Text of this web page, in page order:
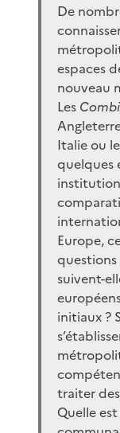
De
espaces
nouveau
Les
Italie ou
quelques
Europe,
questions
suivent-
initiaux ?
traiter
Quelle